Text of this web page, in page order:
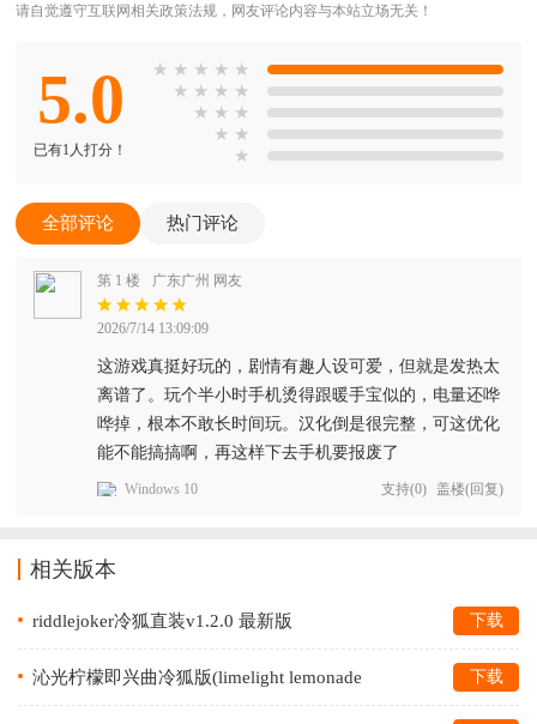
请自觉遵守互联网相关政策法规，网友评论内容与本站立场无关！
5.0
已有1人打分！
★ ★ ★ ★ ★
★ ★ ★ ★
★ ★ ★
★ ★
★
全部评论 热门评论
第 1 楼 广东广州 网友
2026/7/14 13:09:09
这游戏真挺好玩的，剧情有趣人设可爱，但就是发热太
离谱了。玩个半小时手机烫得跟暖手宝似的，电量还哗
哗掉，根本不敢长时间玩。汉化倒是很完整，可这优化
能不能搞搞啊，再这样下去手机要报废了
Windows 10 支持(0) 盖楼(回复)
相关版本
riddlejoker冷狐直装v1.2.0 最新版 下载
沁光柠檬即兴曲冷狐版(limelight lemonade
下载